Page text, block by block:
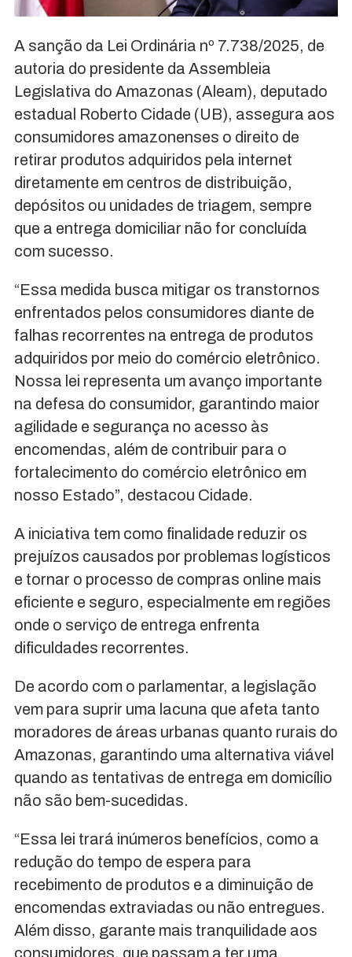
A sanção da Lei Ordinária nº 7.738/2025, de
autoria do presidente da Assembleia
Legislativa do Amazonas (Aleam), deputado
estadual Roberto Cidade (UB), assegura aos
consumidores amazonenses o direito de
retirar produtos adquiridos pela internet
diretamente em centros de distribuição,
depósitos ou unidades de triagem, sempre
que a entrega domiciliar não for concluída
com sucesso.
“Essa medida busca mitigar os transtornos
enfrentados pelos consumidores diante de
falhas recorrentes na entrega de produtos
adquiridos por meio do comércio eletrônico.
Nossa lei representa um avanço importante
na defesa do consumidor, garantindo maior
agilidade e segurança no acesso às
encomendas, além de contribuir para o
fortalecimento do comércio eletrônico em
nosso Estado”, destacou Cidade.
A iniciativa tem como finalidade reduzir os
prejuízos causados por problemas logísticos
e tornar o processo de compras online mais
eficiente e seguro, especialmente em regiões
onde o serviço de entrega enfrenta
dificuldades recorrentes.
De acordo com o parlamentar, a legislação
vem para suprir uma lacuna que afeta tanto
moradores de áreas urbanas quanto rurais do
Amazonas, garantindo uma alternativa viável
quando as tentativas de entrega em domicílio
não são bem-sucedidas.
“Essa lei trará inúmeros benefícios, como a
redução do tempo de espera para
recebimento de produtos e a diminuição de
encomendas extraviadas ou não entregues.
Além disso, garante mais tranquilidade aos
consumidores, que passam a ter uma